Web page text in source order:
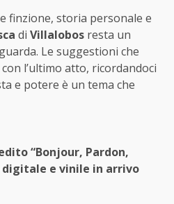
finzione, storia personale e
di Villalobos resta un
Le suggestioni che
l’ultimo atto, ricordandoci
e potere è un tema che
“Bonjour, Pardon,
digitale e vinile in arrivo